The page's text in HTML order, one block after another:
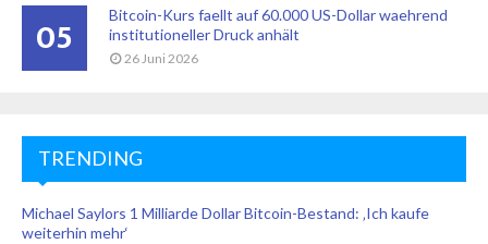
05
Bitcoin-Kurs faellt auf 60.000 US-Dollar waehrend
institutioneller Druck anhält
26 Juni 2026
TRENDING
Michael Saylors 1 Milliarde Dollar Bitcoin-Bestand: ‚Ich kaufe
weiterhin mehr‘